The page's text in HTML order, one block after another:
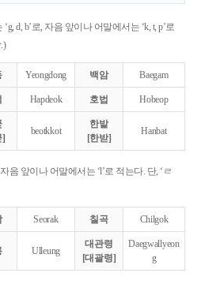
d, b’로, 자음 앞이나 어말에서는 ‘k, t, p’로
Yeongdong 백암 Baegam
Hapdeok 호법 Hobeop
]
beotkkot
한밭
[한받]
Hanbat
음 앞이나 어말에서는 ‘l’로 적는다. 단, ‘ㄹ
Seorak 칠곡 Chilgok
Ulleung
대관령
[대괄령]
Daegwallyeon
g